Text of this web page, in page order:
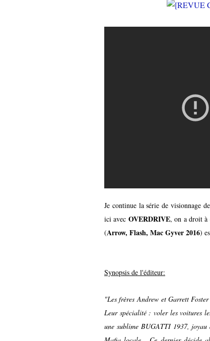
Je continue la série de visionnage
ici avec OVERDRIVE, on a droit à
(Arrow, Flash, Mac Gyver 2016)
Synopsis de l'éditeur:
"Les frères Andrew et Garrett
Leur spécialité : voler les voitures
une sublime BUGATTI 1937,